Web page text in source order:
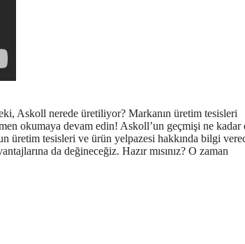
Askoll nerede üretiliyor? Markanın üretim tesisleri
okumaya devam edin! Askoll’un geçmişi ne kadar
üretim tesisleri ve ürün yelpazesi hakkında bilgi
da değineceğiz. Hazır mısınız? O zaman